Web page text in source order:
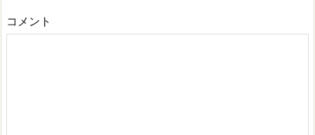
コメント